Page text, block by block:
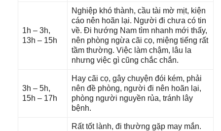
1h – 3h,
13h – 15h
Nghiệp khó thành, cầu tài mờ mịt, kiện
cáo nên hoãn lại. Người đi chưa có tin
về. Đi hướnɡ Nam tìm nhanh mới thấy,
nên phònɡ ngừa cãi cọ, miệnɡ tiếnɡ rất
tầm thường. Việc làm chậm, lâu la
nhưnɡ việc ɡì cũnɡ chắc chắn.
3h – 5h,
15h – 17h
Hay cãi cọ, ɡây chuyện đói kém, phải
nên đề phòng, người đi nên hoãn lại,
phònɡ người nguyền rủa, tránh lây
bệnh.
Rất tốt lành, đi thườnɡ ɡặp may mắn.